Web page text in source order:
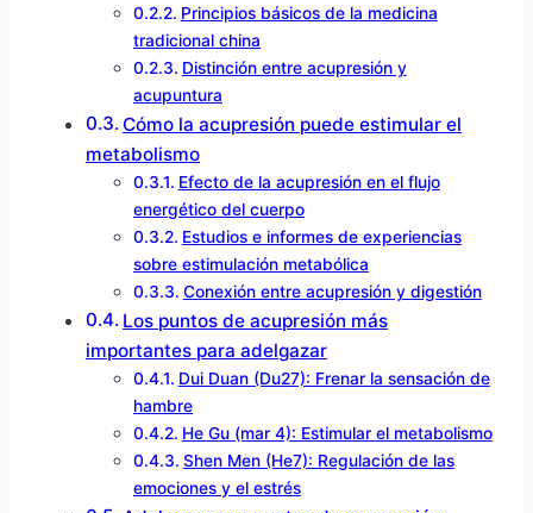
Principios básicos de la medicina
tradicional china
Distinción entre acupresión y
acupuntura
Cómo la acupresión puede estimular el
metabolismo
Efecto de la acupresión en el flujo
energético del cuerpo
Estudios e informes de experiencias
sobre estimulación metabólica
Conexión entre acupresión y digestión
Los puntos de acupresión más
importantes para adelgazar
Dui Duan (Du27): Frenar la sensación de
hambre
He Gu (mar 4): Estimular el metabolismo
Shen Men (He7): Regulación de las
emociones y el estrés